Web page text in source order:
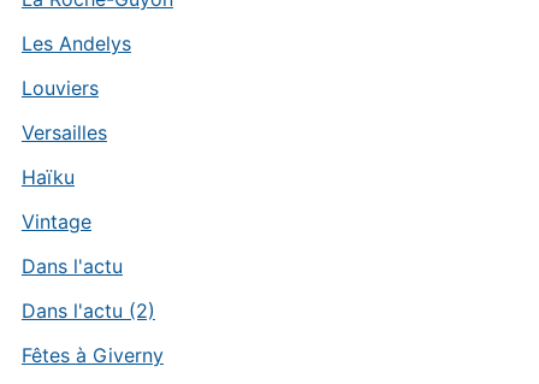
Les Andelys
Louviers
Versailles
Haïku
Vintage
Dans l'actu
Dans l'actu (2)
Fêtes à Giverny